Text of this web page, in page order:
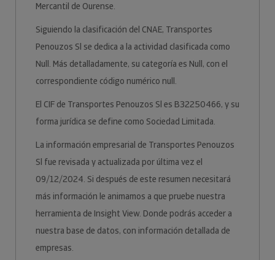
Mercantil de Ourense.
Siguiendo la clasificación del CNAE, Transportes
Penouzos Sl se dedica a la actividad clasificada como
Null. Más detalladamente, su categoría es Null, con el
correspondiente código numérico null.
El CIF de Transportes Penouzos Sl es B32250466, y su
forma jurídica se define como Sociedad Limitada.
La información empresarial de Transportes Penouzos
Sl fue revisada y actualizada por última vez el
09/12/2024. Si después de este resumen necesitará
más información le animamos a que pruebe nuestra
herramienta de Insight View. Donde podrás acceder a
nuestra base de datos, con información detallada de
empresas.